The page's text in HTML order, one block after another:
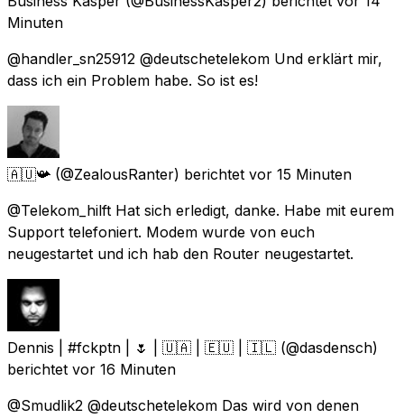
Minuten
@handler_sn25912 @deutschetelekom Und erklärt mir,
dass ich ein Problem habe. So ist es!
🇦🇺📯 (@ZealousRanter) berichtet vor 15 Minuten
@Telekom_hilft Hat sich erledigt, danke. Habe mit eurem
Support telefoniert. Modem wurde von euch
neugestartet und ich hab den Router neugestartet.
Dennis | #fckptn | 🌷 | 🇺🇦 | 🇪🇺 | 🇮🇱 (@dasdensch)
berichtet vor 16 Minuten
@Smudlik2 @deutschetelekom Das wird von denen